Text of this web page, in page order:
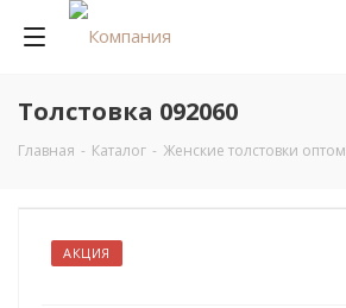
Толстовка 092060
Главная - Каталог - Женские толстовки оптом
АКЦИЯ